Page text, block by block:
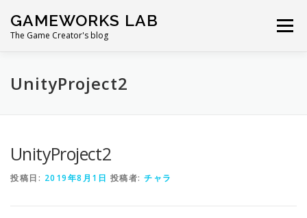
GAMEWORKS LAB
The Game Creator's blog
メニュー
UnityProject2
UnityProject2
投稿日: 2019年8月1日 投稿者: チャラ